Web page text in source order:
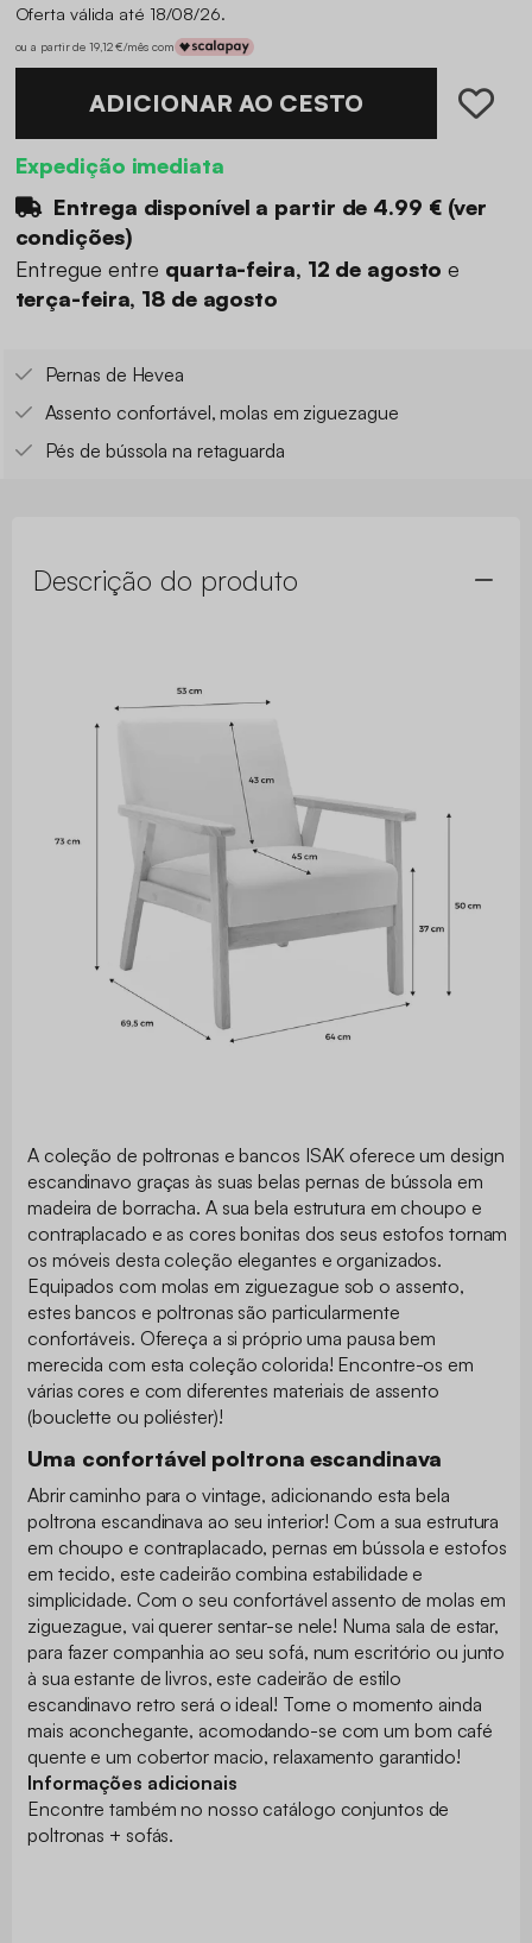
Oferta válida até 18/08/26.
ou a partir de 19,12 €/mês com
ADICIONAR AO CESTO
Expedição imediata
Entrega disponível a partir de 4.99 €(ver
condições)
Entregue entre quarta-feira, 12 de agostoe
terça-feira, 18 de agosto
Pernas de Hevea
Assento confortável, molas em ziguezague
Pés de bússola na retaguarda
Descrição do produto
A coleção de poltronas e bancos ISAK oferece um design
escandinavo graças às suas belas pernas de bússola em
madeira de borracha. A sua bela estrutura em choupo e
contraplacado e as cores bonitas dos seus estofos tornam
os móveis desta coleção elegantes e organizados.
Equipados com molas em ziguezague sob o assento,
estes bancos e poltronas são particularmente
confortáveis. Ofereça a si próprio uma pausa bem
merecida com esta coleção colorida! Encontre-os em
várias cores e com diferentes materiais de assento
(bouclette ou poliéster)!
Uma confortável poltrona escandinava
Abrir caminho para o vintage, adicionando esta bela
poltrona escandinava ao seu interior! Com a sua estrutura
em choupo e contraplacado, pernas em bússola e estofos
em tecido, este cadeirão combina estabilidade e
simplicidade. Com o seu confortável assento de molas em
ziguezague, vai querer sentar-se nele! Numa sala de estar,
para fazer companhia ao seu sofá, num escritório ou junto
à sua estante de livros, este cadeirão de estilo
escandinavo retro será o ideal! Torne o momento ainda
mais aconchegante, acomodando-se com um bom café
quente e um cobertor macio, relaxamento garantido!
Informações adicionais
Encontre também no nosso catálogo conjuntos de
poltronas + sofás.